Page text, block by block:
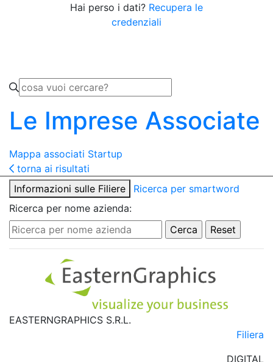
Hai perso i dati? Recupera le
credenziali
Le Imprese Associate
Mappa associati Startup
torna ai risultati
Informazioni sulle Filiere
Ricerca per smartword
Ricerca per nome azienda:
EASTERNGRAPHICS S.R.L.
Filiera
DIGITAL